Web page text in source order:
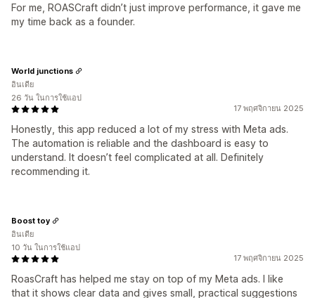
For me, ROASCraft didn’t just improve performance, it gave me
my time back as a founder.
17 พฤศจิกายน 2025
Honestly, this app reduced a lot of my stress with Meta ads.
The automation is reliable and the dashboard is easy to
understand. It doesn’t feel complicated at all. Definitely
recommending it.
World junctions
อินเดีย
26 วัน ในการใช้แอป
17 พฤศจิกายน 2025
RoasCraft has helped me stay on top of my Meta ads. I like
that it shows clear data and gives small, practical suggestions
Boost toy
อินเดีย
10 วัน ในการใช้แอป